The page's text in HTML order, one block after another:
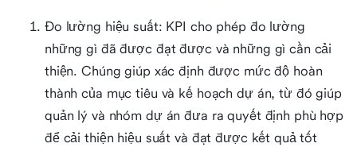
Đo lường hiệu suất: KPI cho phép đo lường
những gì đã được đạt được và những gì cần cải
thiện. Chúng giúp xác định được mức độ hoàn
thành của mục tiêu và kế hoạch dự án, từ đó giúp
quản lý và nhóm dự án đưa ra quyết định phù hợp
để cải thiện hiệu suất và đạt được kết quả tốt